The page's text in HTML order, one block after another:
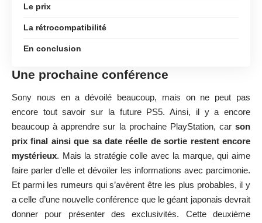
Le prix
La rétrocompatibilité
En conclusion
Une prochaine conférence
Sony nous en a dévoilé beaucoup, mais on ne peut pas
encore tout savoir sur la future PS5. Ainsi, il y a encore
beaucoup à apprendre sur la prochaine PlayStation, car son
prix final ainsi que sa date réelle de sortie restent encore
mystérieux. Mais la stratégie colle avec la marque, qui aime
faire parler d’elle et dévoiler les informations avec parcimonie.
Et parmi les rumeurs qui s’avèrent être les plus probables, il y
a celle d’une nouvelle conférence que le géant japonais devrait
donner pour présenter des exclusivités. Cette deuxième